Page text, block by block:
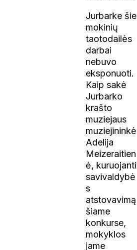
Jurbarke šie
mokinių
taotodailės
darbai
nebuvo
eksponuoti.
Kaip sakė
Jurbarko
krašto
muziejaus
muziejininkė
Adelija
Meizeraitien
ė, kuruojanti
savivaldybė
s
atstovavimą
šiame
konkurse,
mokyklos
jame